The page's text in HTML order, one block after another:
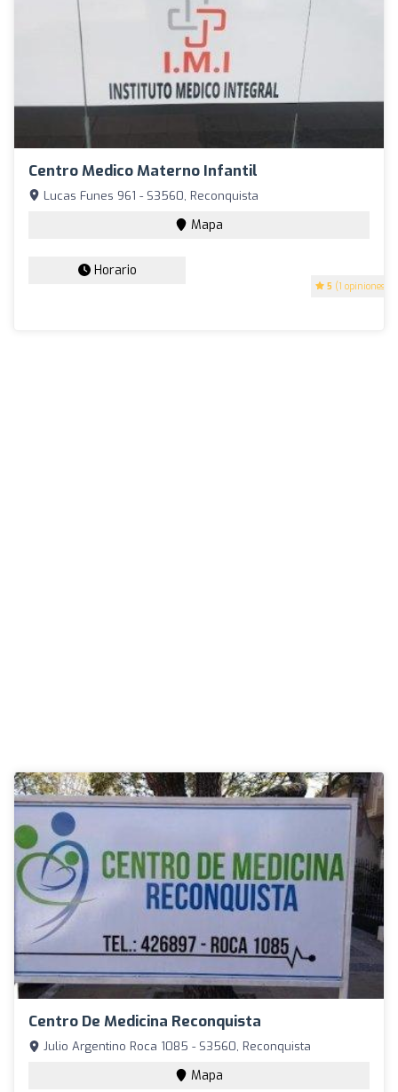
Centro Medico Materno Infantil
5 (1 opiniones)
Lucas Funes 961 - S3560, Reconquista
Mapa
Horario
Centro De Medicina Reconquista
Julio Argentino Roca 1085 - S3560, Reconquista
Mapa